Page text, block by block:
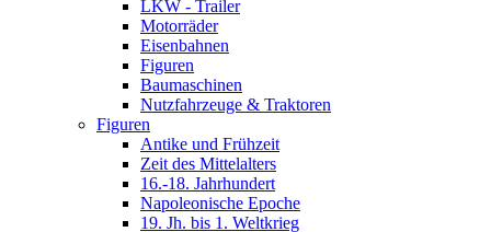
LKW - Trailer
Motorräder
Eisenbahnen
Figuren
Baumaschinen
Nutzfahrzeuge & Traktoren
Figuren
Antike und Frühzeit
Zeit des Mittelalters
16.-18. Jahrhundert
Napoleonische Epoche
19. Jh. bis 1. Weltkrieg